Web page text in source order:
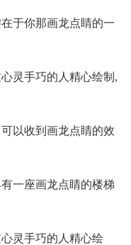
于你那画龙点睛的一
灵手巧的人精心绘制,
以收到 画龙点睛的效
一座画龙点睛的楼梯
灵手巧的人精心绘